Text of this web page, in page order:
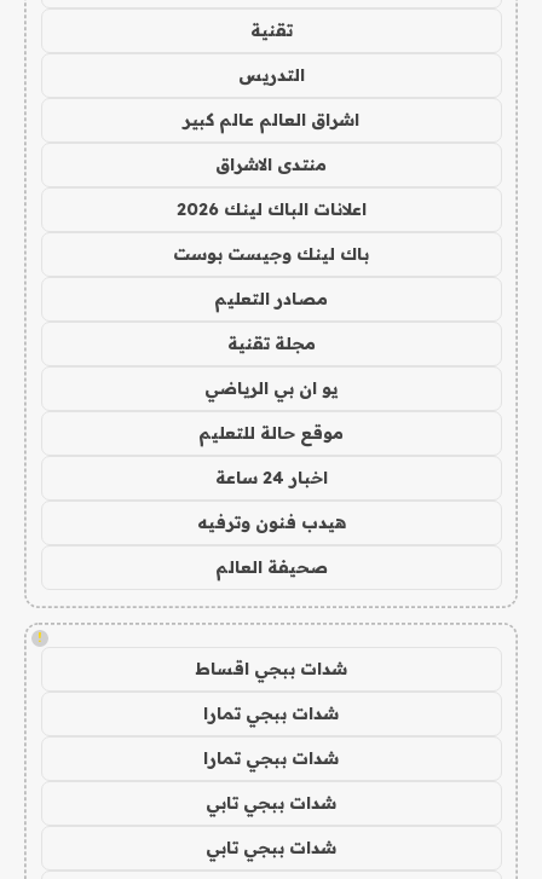
تقنية
التدريس
اشراق العالم عالم كبير
منتدى الاشراق
اعلانات الباك لينك 2026
باك لينك وجيست بوست
مصادر التعليم
مجلة تقنية
يو ان بي الرياضي
موقع حالة للتعليم
اخبار 24 ساعة
هيدب فنون وترفيه
صحيفة العالم
!
شدات ببجي اقساط
شدات ببجي تمارا
شدات ببجي تمارا
شدات ببجي تابي
شدات ببجي تابي